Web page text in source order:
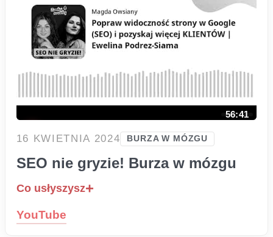
56:41
16 KWIETNIA 2024 BURZA W MÓZGU
SEO nie gryzie! Burza w mózgu
Co usłyszysz
YouTube